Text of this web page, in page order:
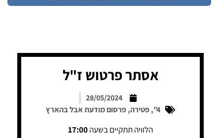
אסתר פרטוש ז"ל
28/05/2024
4"
,פטירה,פרסום מודעת אבל בהארץ
הלוויה תתקיים בשעה17:00